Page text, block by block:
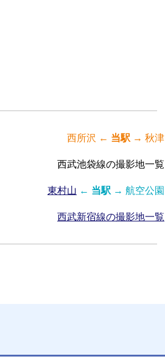
西所沢 ← 当駅 → 秋津
西武池袋線の撮影地一覧
東村山 ← 当駅 → 航空公園
西武新宿線の撮影地一覧